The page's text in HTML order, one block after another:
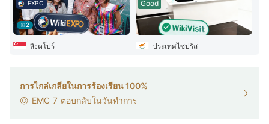
9
2
EXPO
สิงคโปร์
Good
ประเทศไซปรัส
การไกล่เกลี่ยในการร้องเรียน 100%
EMC 7 ตอบกลับในวันทำการ